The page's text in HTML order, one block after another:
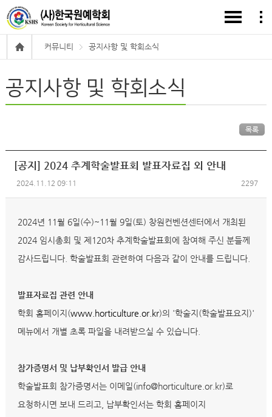
커뮤니티 공지사항 및 학회소식
공지사항 및 학회소식
목록
[공지] 2024 추계학술발표회 발표자료집 외 안내
2024.11.12 09:11 2297
2024년 11월 6일(수)~11월 9일(토) 창원컨벤션센터에서 개최된
2024 임시총회 및 제120차 추계학술발표회에 참여해 주신 분들께
감사드립니다. 학술발표회 관련하여 다음과 같이 안내를 드립니다.
발표자료집 관련 안내
학회 홈페이지(www.horticulture.or.kr)의 '학술지(학술발표요지)'
메뉴에서 개별 초록 파일을 내려받으실 수 있습니다.
참가증명서 및 납부확인서 발급 안내
학술발표회 참가증명서는 이메일(info@horticulture.or.kr)로
요청하시면 보내 드리고, 납부확인서는 학회 홈페이지